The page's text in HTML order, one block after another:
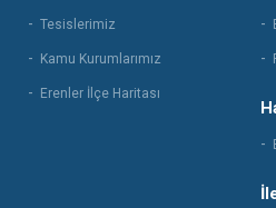
Tesislerimiz
Kamu Kurumlarımız
Erenler İlçe Haritası